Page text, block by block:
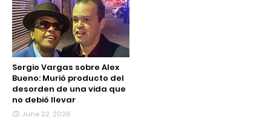
Sergio Vargas sobre Alex
Bueno: Murió producto del
desorden de una vida que
no debió llevar
June 22, 2026